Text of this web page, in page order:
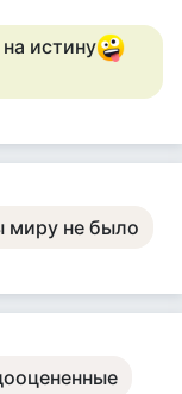
истину
миру не было